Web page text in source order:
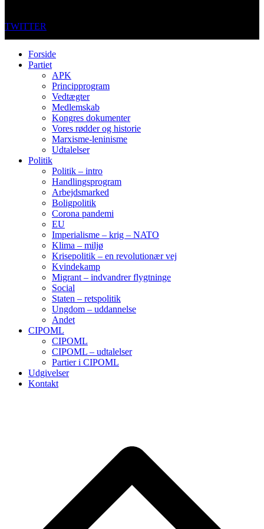
TWITTER
Forside
Partiet
APK
Principprogram
Vedtægter
Medlemskab
Kongres dokumenter
Vores rødder og historie
Marxisme-leninisme
Udtalelser
Politik
Politik – intro
Handlingsprogram
Arbejdsmarked
Boligpolitik
Corona pandemi
EU
Imperialisme – krig – NATO
Klima – miljø
Krisepolitik – en revolutionær vej
Kvindekamp
Migrant – indvandrer flygtninge
Social
Staten – retspolitik
Ungdom – uddannelse
Andet
CIPOML
CIPOML
CIPOML – udtalelser
Partier i CIPOML
Udgivelser
Kontakt